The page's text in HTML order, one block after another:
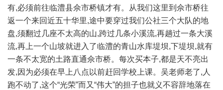
有,必须前往临澧县佘市桥镇才有。从我们这里到佘市桥往
返一个来回近五十华里,途中要穿过我们公社三个大队的地
盘,须翻过几座不太高的山,跨过几条小溪流,再趟过一条大溪
流,再上一个山坡就进入了临澧的青山水库堤坝,下堤坝,就有
一条不太宽的土路直通佘市桥。每次买本子,都是天不亮出
发,因为必须在早上八点以前赶回学校上课。吴老师老了,人
跑不动了,这个“光荣”而又“伟大”的担子也就义不容辞地落在